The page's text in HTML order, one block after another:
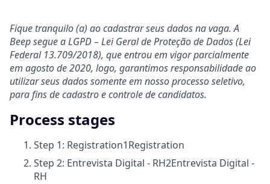
Fique tranquilo (a) ao cadastrar seus dados na vaga. A
Beep segue a LGPD – Lei Geral de Proteção de Dados (Lei
Federal 13.709/2018), que entrou em vigor parcialmente
em agosto de 2020, logo, garantimos responsabilidade ao
utilizar seus dados somente em nosso processo seletivo,
para fins de cadastro e controle de candidatos.
Process stages
Step 1: Registration1Registration
Step 2: Entrevista Digital - RH2Entrevista Digital -
RH